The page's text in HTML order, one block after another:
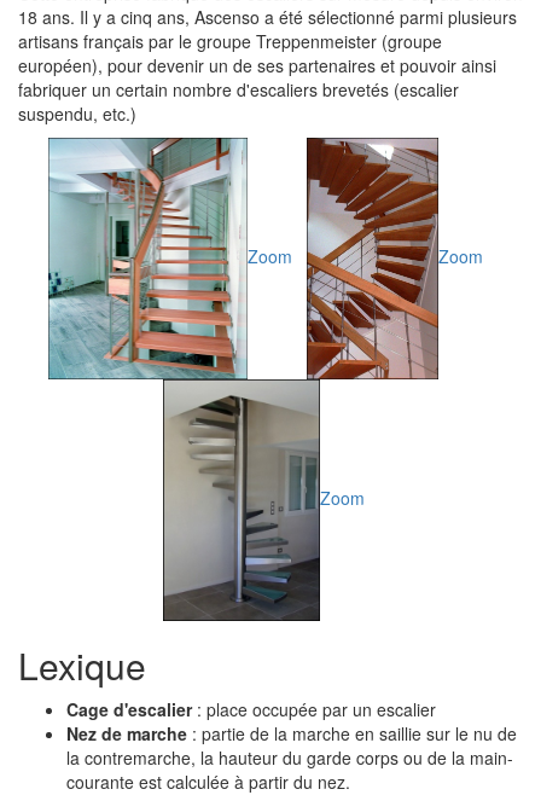
18 ans. Il y a cinq ans, Ascenso a été sélectionné parmi plusieurs
artisans français par le groupe Treppenmeister (groupe
européen), pour devenir un de ses partenaires et pouvoir ainsi
fabriquer un certain nombre d'escaliers brevetés (escalier
suspendu, etc.)
Zoom Zoom
Zoom
Lexique
Cage d'escalier: place occupée par un escalier
Nez de marche : partie de la marche en saillie sur le nu de
la contremarche, la hauteur du garde corps ou de la main-
courante est calculée à partir du nez.